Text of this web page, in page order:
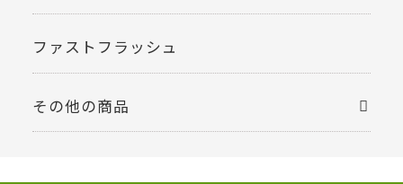
ファストフラッシュ
その他の商品